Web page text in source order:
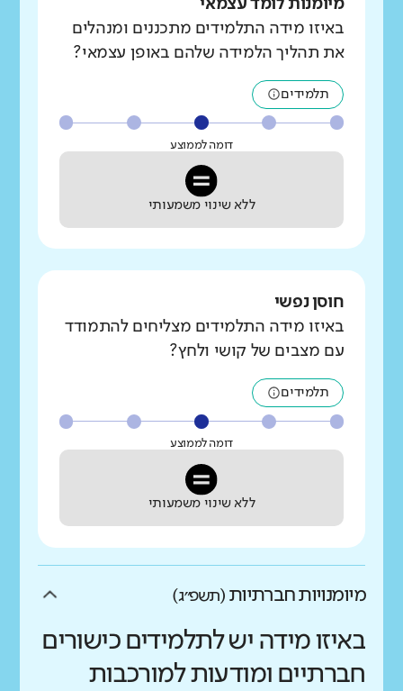
מיומנות לומד עצמאי
באיזו מידה התלמידים מתכננים ומנהלים
את תהליך הלמידה שלהם באופן עצמאי?
תלמידים
דומה לממוצע
ללא שינוי משמעותי
חוסן נפשי
באיזו מידה התלמידים מצליחים להתמודד
עם מצבים של קושי ולחץ?
תלמידים
דומה לממוצע
ללא שינוי משמעותי
מיומנויות חברתיות (תשפ״ג)
באיזו מידה יש לתלמידים כישורים
חברתיים ומודעות למורכבות